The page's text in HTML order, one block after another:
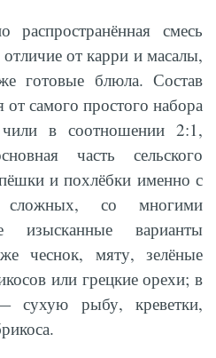
распространённая смесь
от карри и масалы,
готовые блюла. Состав
от самого простого набора
в соотношении 2:1,
часть сельского
и похлёбки именно с
со многими
изысканные варианты
чеснок, мяту, зелёные
или грецкие орехи; в
сухую рыбу, креветки,